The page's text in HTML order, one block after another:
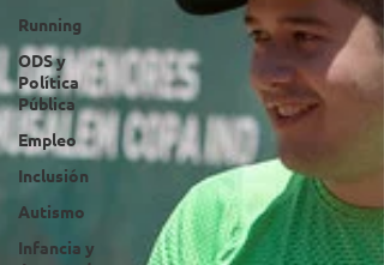
Running
ODS y
Política
Pública
Empleo
Inclusión
Autismo
Infancia y